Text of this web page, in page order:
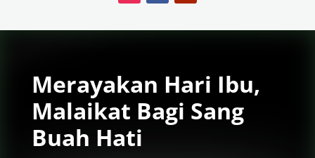
Merayakan Hari Ibu,
Malaikat Bagi Sang
Buah Hati